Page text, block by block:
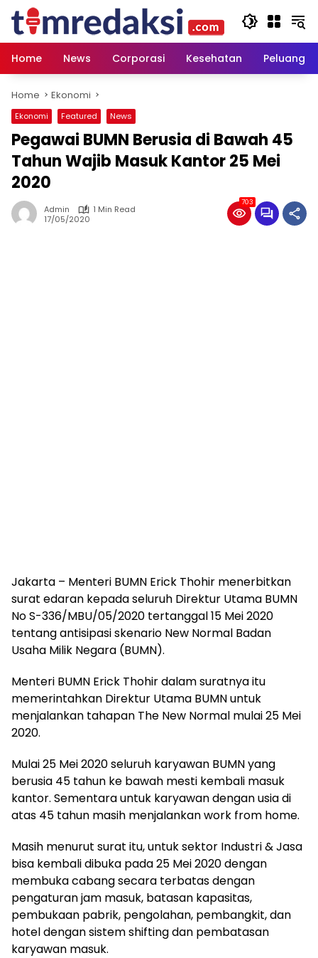
content
Home
News Corporasi Kesehatan Peluang
Home Ekonomi
Ekonomi Featured News
Pegawai BUMN Berusia di Bawah 45
Tahun Wajib Masuk Kantor 25 Mei
2020
Admin
1 Min Read
17/05/2020
703
Jakarta – Menteri BUMN Erick Thohir menerbitkan
surat edaran kepada seluruh Direktur Utama BUMN
No S-336/MBU/05/2020 tertanggal 15 Mei 2020
tentang antisipasi skenario New Normal Badan
Usaha Milik Negara (BUMN).
Menteri BUMN Erick Thohir dalam suratnya itu
memerintahkan Direktur Utama BUMN untuk
menjalankan tahapan The New Normal mulai 25 Mei
2020.
Mulai 25 Mei 2020 seluruh karyawan BUMN yang
berusia 45 tahun ke bawah mesti kembali masuk
kantor. Sementara untuk karyawan dengan usia di
atas 45 tahun masih menjalankan work from home.
Masih menurut surat itu, untuk sektor Industri & Jasa
bisa kembali dibuka pada 25 Mei 2020 dengan
membuka cabang secara terbatas dengan
pengaturan jam masuk, batasan kapasitas,
pembukaan pabrik, pengolahan, pembangkit, dan
hotel dengan sistem shifting dan pembatasan
karyawan masuk.